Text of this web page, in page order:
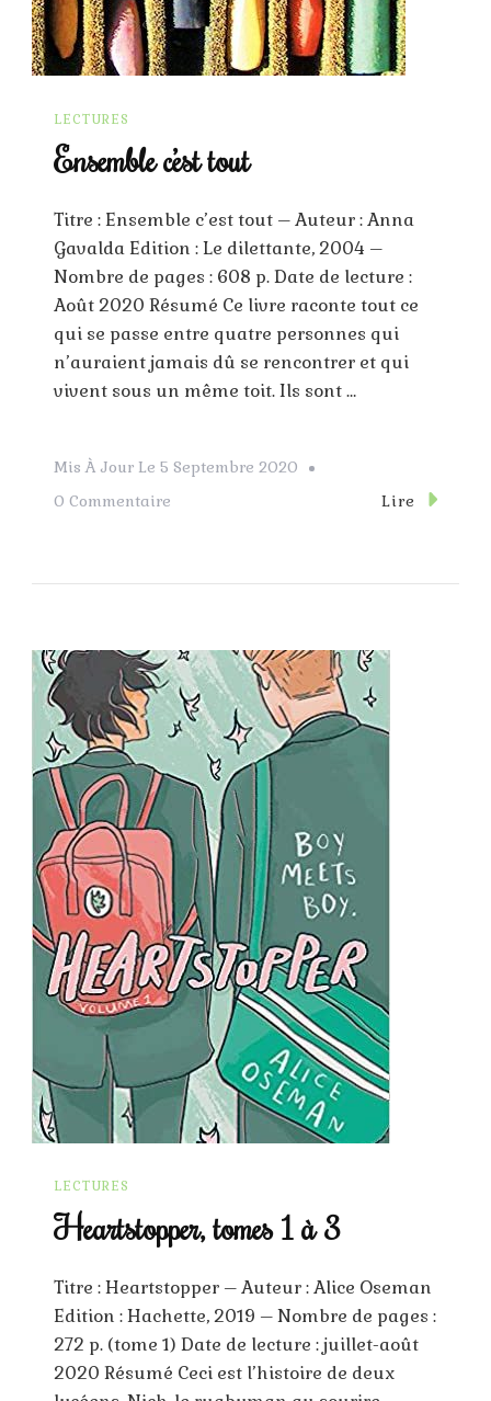
LECTURES
Ensemble c’est tout
Titre : Ensemble c’est tout – Auteur : Anna
Gavalda Edition : Le dilettante, 2004 –
Nombre de pages : 608 p. Date de lecture :
Août 2020 Résumé Ce livre raconte tout ce
qui se passe entre quatre personnes qui
n’auraient jamais dû se rencontrer et qui
vivent sous un même toit. Ils sont …
Mis À Jour Le 5 Septembre 2020
0 Commentaire
Lire
LECTURES
Heartstopper, tomes 1 à 3
Titre : Heartstopper – Auteur : Alice Oseman
Edition : Hachette, 2019 – Nombre de pages :
272 p. (tome 1) Date de lecture : juillet-août
2020 Résumé Ceci est l’histoire de deux